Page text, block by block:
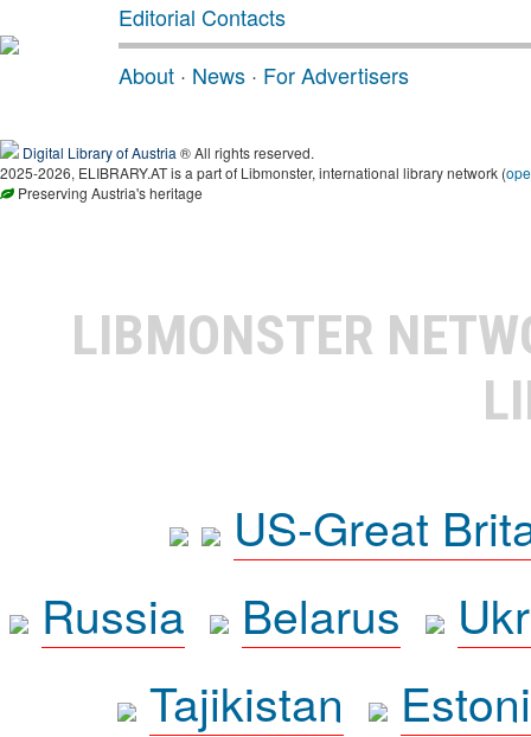
Editorial Contacts
About · News · For Advertisers
Digital Library of Austria ® All rights reserved.
2025-2026, ELIBRARY.AT is a part of Libmonster, international library network (
Preserving Austria's heritage
LIBMONSTER
US-Great
Russia
Belarus
Tajikistan